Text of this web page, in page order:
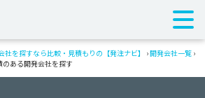
を探すなら比較・見積もりの【発注ナビ】 ›開発会社一覧 ›
のある開発会社を探す